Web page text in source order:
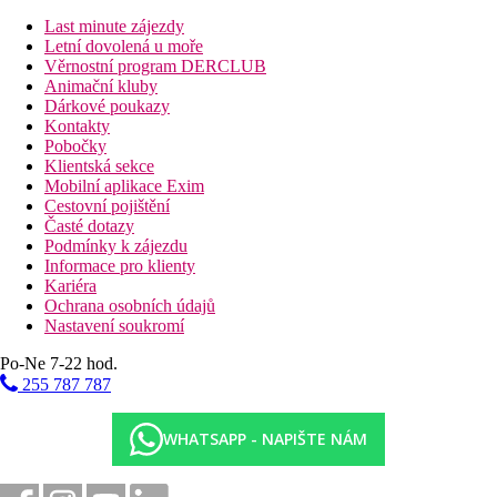
Vzdálenost od nejbližšího letiště
0 m
Centrum města
300 m
Nákupy
300 m
Hromadná doprava
Fotogalerie
Last minute zájezdy
Letní dovolená u moře
Věrnostní program DERCLUB
Animační kluby
Dárkové poukazy
Kontakty
Pobočky
Klientská sekce
Mobilní aplikace Exim
Cestovní pojištění
Časté dotazy
Podmínky k zájezdu
Informace pro klienty
Kariéra
Ochrana osobních údajů
Nastavení soukromí
Po-Ne 7-22 hod.
255 787 787
WHATSAPP - NAPIŠTE NÁM